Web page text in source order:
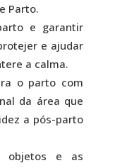
Parto.
e garantir
e ajudar
a calma.
o parto com
da área que
a pós-parto
objetos e as